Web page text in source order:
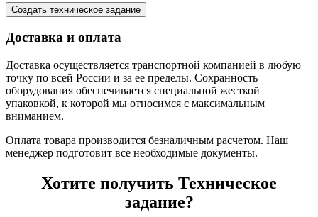
Доставка и оплата
Доставка осуществляется транспортной компанией в любую
точку по всей России и за ее пределы. Сохранность
оборудования обеспечивается специальной жесткой
упаковкой, к которой мы относимся с максимальным
вниманием.
Оплата товара производится безналичным расчетом. Наш
менеджер подготовит все необходимые документы.
Хотите получить Техническое
задание?